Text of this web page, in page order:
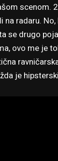
scenom.
na radaru.
se drugo
ovo me je
je